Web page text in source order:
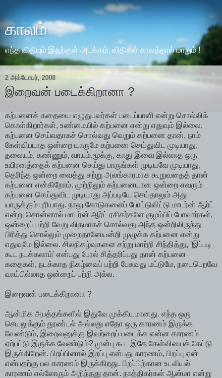
காலம்
எந்த விதியும் இதற்குள் அடக்கம், விதிகள் காலத்தால் மாறும் !
2 அக்டோபர், 2008
இறைவன் படைக்கிறானா ?
கற்பனைக் கதையை எழுதுபவர்கள் படைப்பாளி என்று சொல்லிக்
கொள்கிறார்கள், உண்மையில் கற்பனை என்று எதுவும் இல்லை.
கற்பனை செய்வதாகச் சொல்வது வெறும் கற்பனை தான், நாம்
கேள்விபடாத ஒன்றை யாருமே கற்பனை செய்துவிட முடியாது,
தலையும், கண்ணும், வாயும்,மூக்கு, காது இவை இல்லாத ஒரு
உயிரனத்தைக் கற்பனை செய்து பாருங்கள் முடியவே முடியாது,
தெரிந்த ஒன்றை வைத்து சற்று அலங்காரமாக கூறுவதைத் தான்
கற்பனை என்கிறோம். முற்றிலும் கற்பனையான ஒன்றை எவரும்
கற்பனை செய்துவிட முடியாது அப்படியே செய்தாலும் அது
யாருக்கும் புரியாது. நாலு கோடுகளைப் போட்டுவிட்டு மாடர்ன் ஆர்ட்
என்று சொன்னால் மாடர்ன் ஆர்ட் ரசிகர்களே குழம்பிப் போவார்கள்,
ஒன்றைப் பற்றி வேறு விதமாகச் சொல்வது அந்த ஒன்றிலிருந்து
பிரித்து சொல்லும் முறைதானேயன்றி முழுக்க கற்பனை என்று
எதுவுமே இல்லை. சிலநிகழ்வுகளை சற்று மாற்றி சிந்தித்து, 'இப்படி
கூட நடக்கலாம்' என்பது போல் சித்தரிப்பது தான் கற்பனை
கதைகள், நடக்காத நிகழ்வைப் பற்றி பேசுவது மட்டுமே, நடைபெறவே
வாய்பில்லாத ஒன்றைப் பற்றி அல்ல.
இறைவன் படைக்கிறானா ?
ஆன்மிக அபத்தங்களில் இதுவே முக்கியமானது. எந்த ஒரு
செயலுக்கும் தூண்டல் அல்லது எதோ ஒரு காரணம் இருக்க
வேண்டும், இறைவனுக்கு இவற்றைப் படைக்க என்ன காரணம்
ஏற்பட்டு இருக்க வேண்டும்? முன்பு கூட இதே கேள்வியைக் கேட்டு
இருக்கிறேன். பிறப்பினால் இறப்பு என்பது காரணம், பிறப்பு ஏன்
என்பதற்கு பல காரணம் இருக்கிறது. பிறப்பிற்கான உடலியல்
காரணம் எல்லோரும் அறிந்தது தான். நாத்திகர்கள் ஆன்மா என்று